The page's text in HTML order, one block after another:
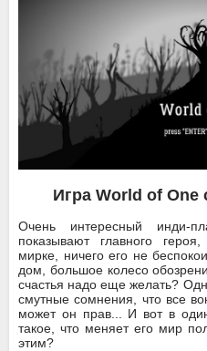
Игра World of One
Очень интересный инди-
показывают главного
мирке, ничего его не
дом, большое колесо
счастья надо еще желать?
смутные сомнения, что все
может он прав... И вот в
такое, что меняет его мир
этим?